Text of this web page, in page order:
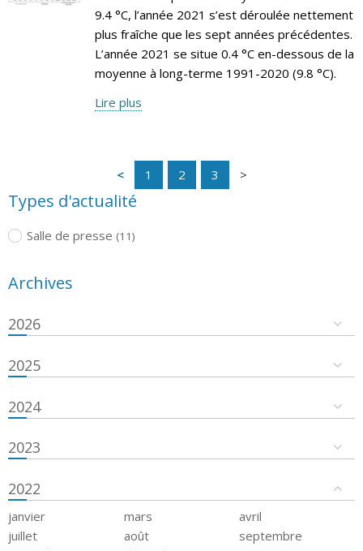
9.4 °C, l’année 2021 s’est déroulée nettement
plus fraîche que les sept années précédentes.
L’année 2021 se situe 0.4 °C en-dessous de la
moyenne à long-terme 1991-2020 (9.8 °C).
Lire plus
1 2 3
Types d'actualité
Salle de presse (11)
Archives
2026
2025
2024
2023
2022
janvier mars
avril
juillet
août
septembre